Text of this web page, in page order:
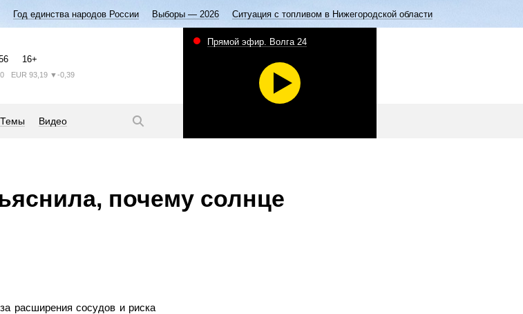
Год единства народов России Выборы — 2026 Ситуация с топливом в Нижегородской области
16+
EUR 93,19 ▼-0,39
Темы Видео
Прямой эфир. Волга 24
почему солнце
расширения сосудов и риска